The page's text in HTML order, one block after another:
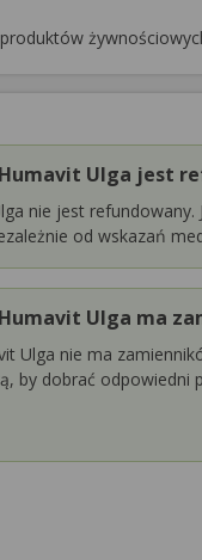
Ulga jest
nie jest
od wskazań
Ulga ma
Ulga nie ma
by dobrać odpowiedni